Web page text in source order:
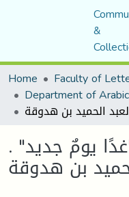
&
Home
يومٌ جديد" .
بن هدوقة